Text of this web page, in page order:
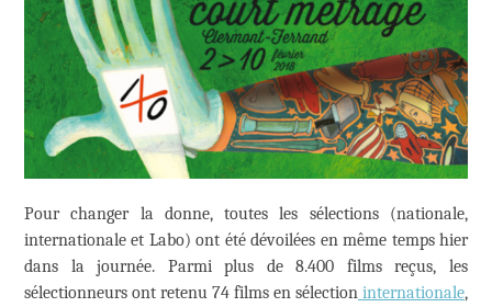
Pour changer la donne, toutes les sélections (nationale,
internationale et Labo) ont été dévoilées en même temps hier
dans la journée. Parmi plus de 8.400 films reçus, les
sélectionneurs ont retenu 74 films en sélection internationale,